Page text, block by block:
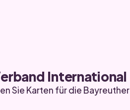
International
Sie Karten für die Bayreuther